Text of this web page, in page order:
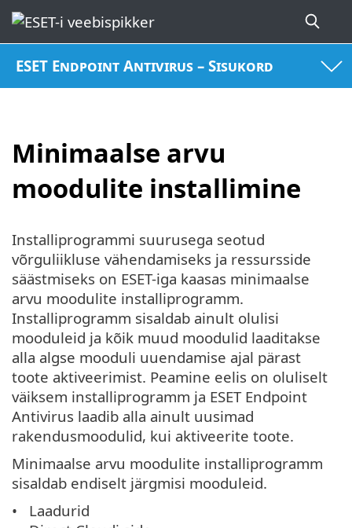
ESET Endpoint Antivirus – Sisukord
Minimaalse arvu
moodulite installimine
Installiprogrammi suurusega seotud
võrguliikluse vähendamiseks ja ressursside
säästmiseks on ESET-iga kaasas minimaalse
arvu moodulite installiprogramm.
Installiprogramm sisaldab ainult olulisi
mooduleid ja kõik muud moodulid laaditakse
alla algse mooduli uuendamise ajal pärast
toote aktiveerimist. Peamine eelis on oluliselt
väiksem installiprogramm ja ESET Endpoint
Antivirus laadib alla ainult uusimad
rakendusmoodulid, kui aktiveerite toote.
Minimaalse arvu moodulite installiprogramm
sisaldab endiselt järgmisi mooduleid.
Laadurid